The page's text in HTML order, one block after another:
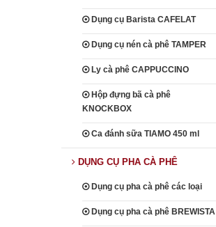
Dụng cụ Barista CAFELAT
Dụng cụ nén cà phê TAMPER
Ly cà phê CAPPUCCINO
Hộp đựng bã cà phê
KNOCKBOX
Ca đánh sữa TIAMO 450 ml
DỤNG CỤ PHA CÀ PHÊ
Dụng cụ pha cà phê các loại
Dụng cụ pha cà phê BREWISTA